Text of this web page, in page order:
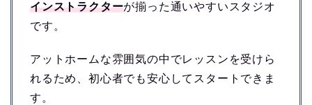
インストラクターが揃った通いやすいスタジオ
です。
アットホームな雰囲気の中でレッスンを受けら
れるため、初心者でも安心してスタートできま
す。